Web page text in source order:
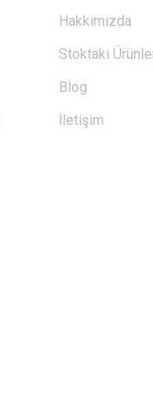
Hakkımızda
Stoktaki
Blog
İletişim